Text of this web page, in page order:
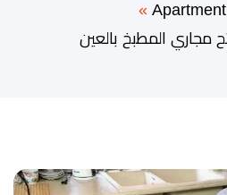
المطبخ بالعين